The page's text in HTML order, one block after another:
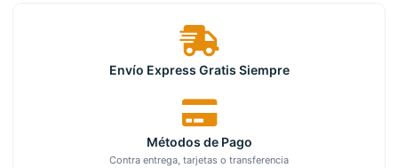
Envío Express Gratis Siempre
Métodos de Pago
Contra entrega, tarjetas o transferencia